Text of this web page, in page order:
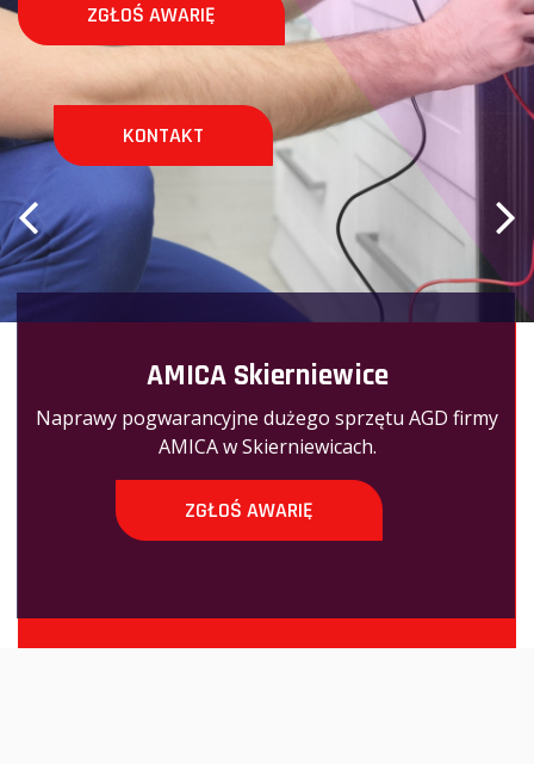
ZGŁOŚ AWARIĘ
KONTAKT
AMICA Skierniewice
Naprawy pogwarancyjne dużego sprzętu AGD firmy
AMICA w Skierniewicach.
ZGŁOŚ AWARIĘ